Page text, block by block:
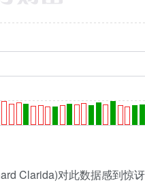
Clarida)对此数据感到惊